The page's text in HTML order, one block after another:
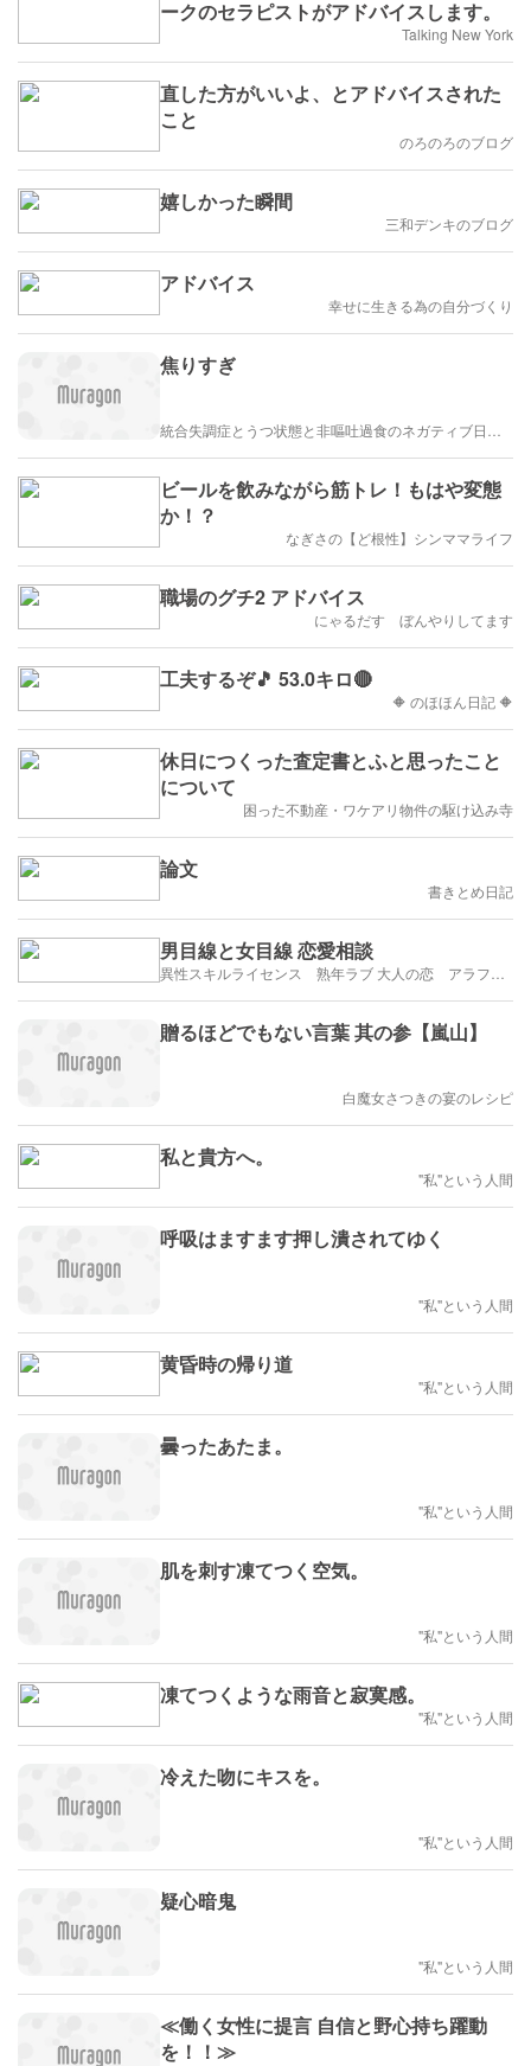
ークのセラピストがアドバイスします。
Talking New York
直した方がいいよ、とアドバイスされた
こと
のろのろのブログ
嬉しかった瞬間
三和デンキのブログ
アドバイス
幸せに生きる為の自分づくり
焦りすぎ
ビールを飲みながら筋トレ！もはや変態
か！？
なぎさの【ど根性】シンママライフ
職場のグチ2 アドバイス
にゃるだす ぼんやりしてます
工夫するぞ🎵 53.0キロ🔴
🔶 のほほん日記 🔶
休日につくった査定書とふと思ったこと
について
困った不動産・ワケアリ物件の駆け込み寺
論文
書きとめ日記
男目線と女目線 恋愛相談
贈るほどでもない言葉 其の参【嵐山】
白魔女さつきの宴のレシピ
私と貴方へ。
"私"という人間
呼吸はますます押し潰されてゆく
"私"という人間
黄昏時の帰り道
"私"という人間
曇ったあたま。
"私"という人間
肌を刺す凍てつく空気。
"私"という人間
凍てつくような雨音と寂寞感。
"私"という人間
冷えた吻にキスを。
"私"という人間
疑心暗鬼
"私"という人間
≪働く女性に提言 自信と野心持ち躍動
を！！≫